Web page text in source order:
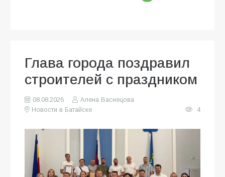
Глава города поздравил
строителей с праздником
08.08.2026
Алена Васнецова
Новости в Батайске
4